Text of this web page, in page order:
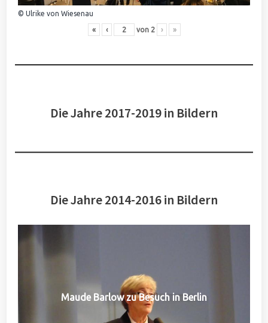
© Ulrike von Wiesenau
« ‹ von 2 › »
Die Jahre 2017-2019 in Bildern
Die Jahre 2014-2016 in Bildern
Maude Barlow zu Besuch in Berlin